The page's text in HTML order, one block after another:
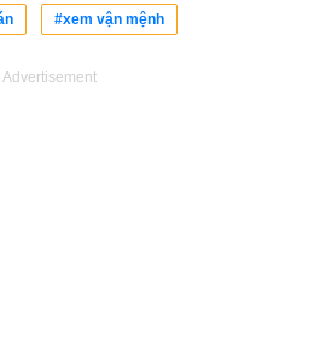
#xem vận mệnh
Advertisement